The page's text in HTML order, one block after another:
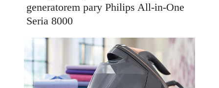
generatorem pary Philips All-in-One
Seria 8000